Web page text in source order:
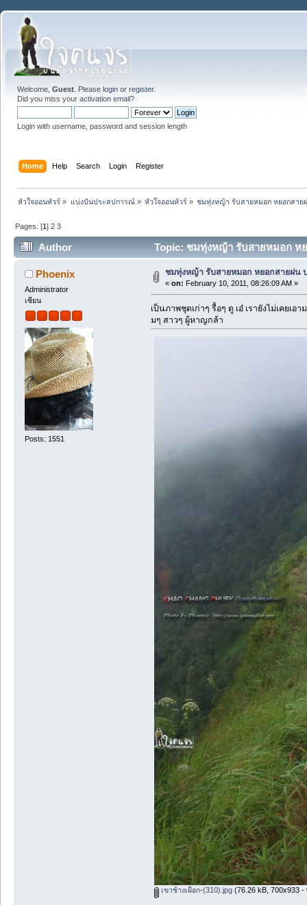
Welcome, Guest . Please login or register.
Did you miss your activation email?
Login with username, password and session length
Home Help Search Login Register
หัวใจออนทัวร์ » แบ่งปันประสปการณ์» หัวใจออนทัวร์» ชมทุ่งหญ้า รับสายหมอก หยอกสาย
Pages: [1]2 3
Author Topic: ชมทุ่งหญ้า รับสายหมอก หย
Phoenix
Administrator
เซียน
Posts: 1551
ชมทุ่งหญ้า รับสายหมอก หยอกสายฝน
« on: February 10, 2011, 08:26:09 AM »
เป็นภาพชุดเก่าๆ รื้อๆ ดู เอ๋ เรายังไม่เคยเ
มๆ สาวๆ ผู้หาญกล้า
เขาช้างเผือก-(310).jpg(76.26 kB, 700x933 -